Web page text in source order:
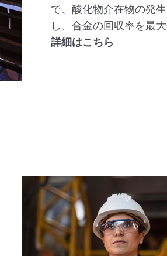
で、酸化物介在物の発
し、合金の回収率を最
詳細はこちら